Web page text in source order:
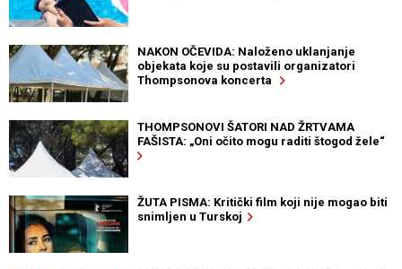
NAKON OČEVIDA: Naloženo uklanjanje
objekata koje su postavili organizatori
Thompsonova koncerta
THOMPSONOVI ŠATORI NAD ŽRTVAMA
FAŠISTA: „Oni očito mogu raditi štogod žele“
ŽUTA PISMA: Kritički film koji nije mogao biti
snimljen u Turskoj